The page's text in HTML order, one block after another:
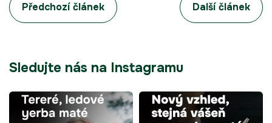
Předchozí článek Další článek
Sledujte nás na Instagramu